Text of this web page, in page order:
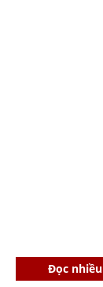
Đọc nhiều